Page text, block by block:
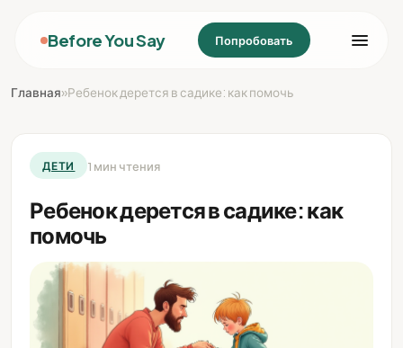
Before You Say Попробовать
Главная»Ребенок дерется в садике: как помочь
ДЕТИ 1 мин чтения
Ребенок дерется в садике: как
помочь